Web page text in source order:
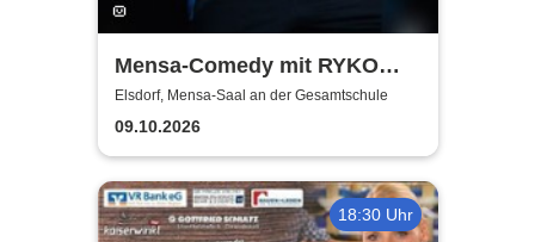
Mensa-Comedy mit RYKO
und Vincent Tophoven
Elsdorf, Mensa-Saal an der Gesamtschule
09.10.2026
18:30 Uhr